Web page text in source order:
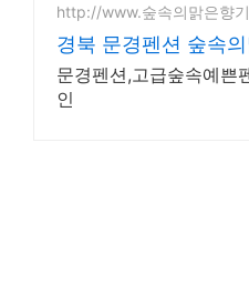
http://www.숲속의맑은향
경북 문경펜션 숲속
문경펜션,고급숲속예쁜
인